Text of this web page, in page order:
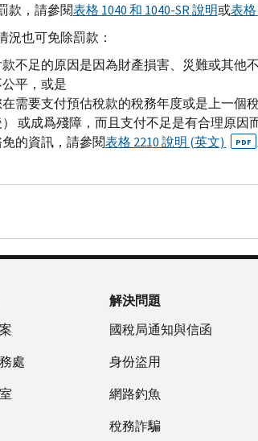
款，請參閱表格 1040 和 1040-SR說明或表格
況也可免除罰款：
不足的原因是因為財產損害、災難或其他
平，或是
需要支付預估稅款的稅務年度或是上一個
或成爲殘障，而且支付不足是有合理原因
的資訊，請參閱表格 2210 說明 (英文) PDF
處
解決問題
國稅局通知與信函
身份盜用
網路釣魚
稅務詐騙